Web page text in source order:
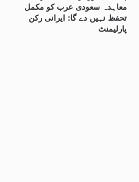
معاہدہ سعودی عرب کو مکمل
تحفظ نہیں دے گا: ایرانی رکن
پارلیمنٹ